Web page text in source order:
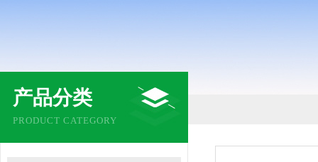
产品分类
PRODUCT CATEGORY